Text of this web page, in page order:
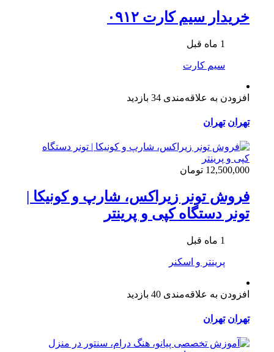
خریدار سیم کارت ۰۹۱۲
1 ماه قبل
سیم کارت
افزودن به علاقه‌مندی 34 بازدید
تهران تهران
12,500,000 تومان
فروش تونر زیراکس، شارپ و کونیکا |
تونر دستگاه کپی و پرینتر
1 ماه قبل
پرینتر و اسکنر
افزودن به علاقه‌مندی 40 بازدید
تهران تهران